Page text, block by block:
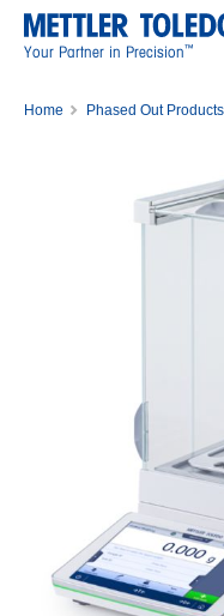
Your Partner in Precision™
Home Phased Out Products